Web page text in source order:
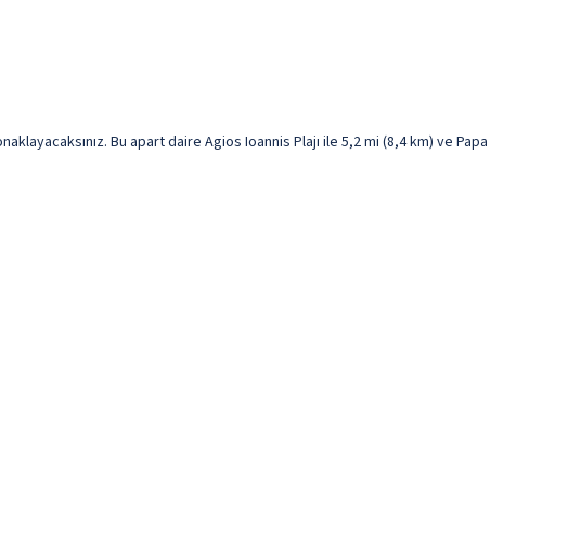
Bu apart daire Agios Ioannis Plajı ile 5,2 mi (8,4 km) ve Papa